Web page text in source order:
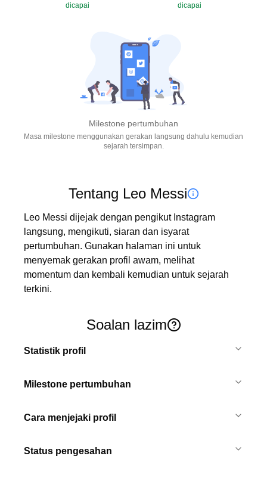
dicapai dicapai
Milestone pertumbuhan
Masa milestone menggunakan gerakan langsung dahulu kemudian
sejarah tersimpan.
Tentang Leo Messi
Leo Messi dijejak dengan pengikut Instagram
langsung, mengikuti, siaran dan isyarat
pertumbuhan. Gunakan halaman ini untuk
menyemak gerakan profil awam, melihat
momentum dan kembali kemudian untuk sejarah
terkini.
Soalan lazim
Statistik profil
Milestone pertumbuhan
Cara menjejaki profil
Status pengesahan